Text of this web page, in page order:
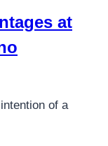
at
of a